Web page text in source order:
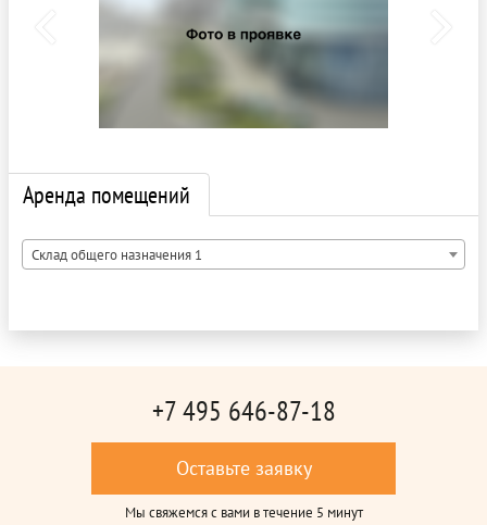
Аренда помещений
Склад общего назначения 1
+7 495 646-87-18
Оставьте заявку
Мы свяжемся с вами в течение 5 минут